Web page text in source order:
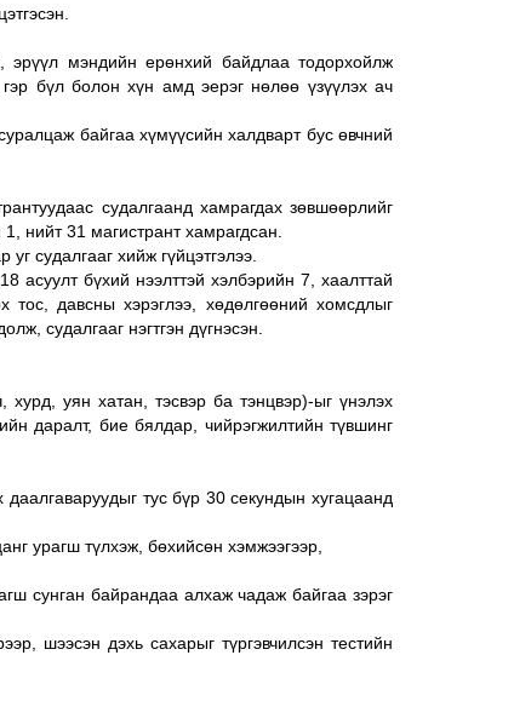
эрүүл мэндийн ерөнхий байдлаа тодорхойлж
бүл болон хүн амд эерэг нөлөө үзүүлэх ач
байгаа хүмүүсийн халдварт бус өвчний
судалгаанд хамрагдах зөвшөөрлийг
нийт 31 магистрант хамрагдсан.
судалгааг хийж гүйцэтгэлээ.
асуулт бүхий нээлттэй хэлбэрийн 7, хаалттай
давсны хэрэглээ, хөдөлгөөний хомсдлыг
судалгааг нэгтгэн дүгнэсэн.
уян хатан, тэсвэр ба тэнцвэр)-ыг үнэлэх
даралт, бие бялдар, чийрэгжилтийн түвшинг
тус бүр 30 секундын хугацаанд
урагш түлхэж, бөхийсөн хэмжээгээр,
сунган байрандаа алхаж чадаж байгаа зэрэг
шээсэн дэхь сахарыг түргэвчилсэн тестийн